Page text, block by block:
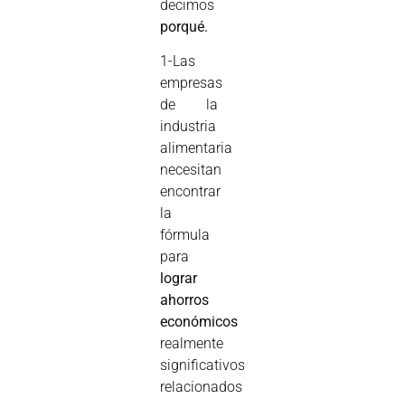
decimos
porqué.
1-Las
empresas
de la
industria
alimentaria
necesitan
encontrar
la
fórmula
para
lograr
ahorros
económicos
realmente
significativos
relacionados